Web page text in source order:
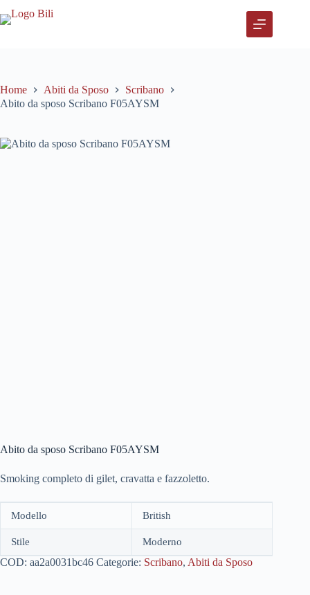
al
Home Abiti da Sposo
Scribano
Abito da sposo Scribano F05AYSM
Abito da sposo Scribano F05AYSM
Smoking completo di gilet, cravatta e fazzoletto.
Modello British
Stile Moderno
COD: aa2a0031bc46 Categorie: Scribano, Abiti da Sposo